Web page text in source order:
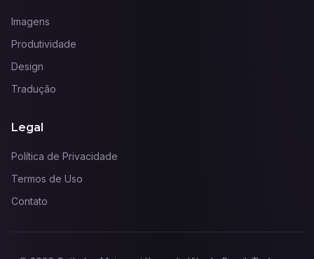
Imagens
Produtividade
Design
Tradução
Legal
Política de Privacidade
Termos de Uso
Contato